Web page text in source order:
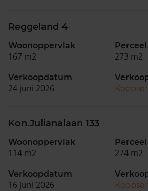
Reggeland 4
Woonoppervlak
167 m2
Perceel
273 m2
Verkoopdatum
24 juni 2026
Kon.Julianalaan 133
Woonoppervlak
114 m2
Perceel
274 m2
Verkoopdatum
16 juni 2026